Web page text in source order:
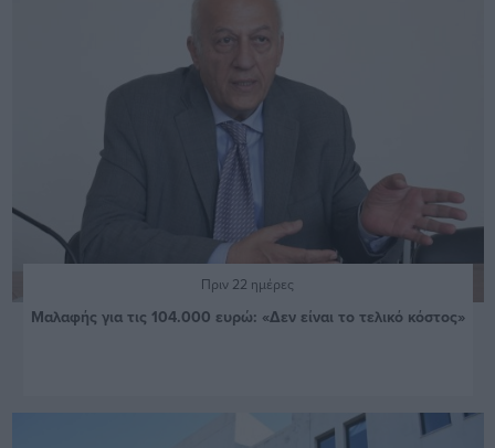
Πριν 22 ημέρες
Μαλαφής για τις 104.000 ευρώ: «Δεν είναι το τελικό κόστος»